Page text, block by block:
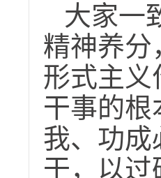
大家一
精神养分
形式主义
干事的根
我、功成
干，以过